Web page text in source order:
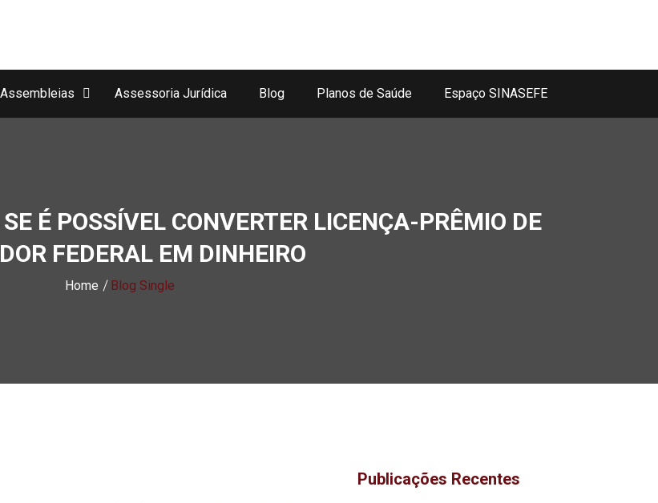
Assembleias Assessoria Jurídica Blog Planos de Saúde Espaço SINASEFE
É POSSÍVEL CONVERTER LICENÇA-PRÊMIO DE
FEDERAL EM DINHEIRO
Home Blog Single
Publicações Recentes